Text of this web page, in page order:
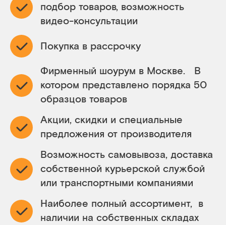
подбор товаров, возможность
видео-консультации
Покупка в рассрочку
Фирменный шоурум в Москве. В
котором представлено порядка 50
образцов товаров
Акции, скидки и специальные
предложения от производителя
Возможность самовывоза, доставка
собственной курьерской службой
или транспортными компаниями
Наиболее полный ассортимент, в
наличии на собственных складах